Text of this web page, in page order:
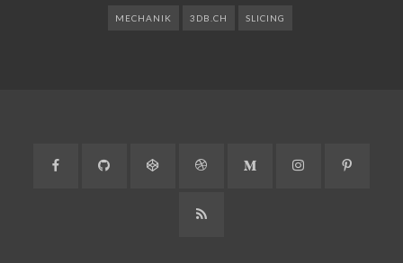
MECHANIK 3DB.CH SLICING
Facebook GitHub CodePen DribbbleMedium Instagram
RSS